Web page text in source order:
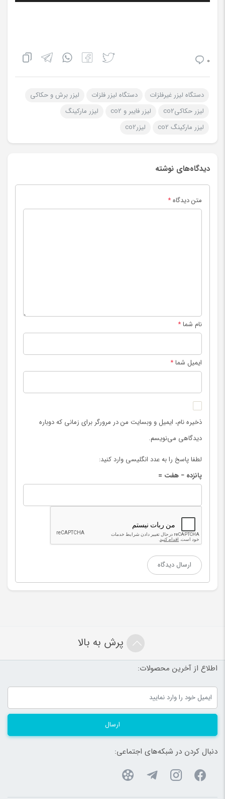
0
دستگاه لیزر غیرفلزات دستگاه لیزر فلزات
لیزر برش و حکاکی
لیزر حکاکیco2
لیزر فایبر و co2
لیزر مارکینگ
لیزر مارکینگ co2
لیزرco2
دیدگاه‌های نوشته
متن دیدگاه*
نام شما*
ایمیل شما*
ذخیره نام، ایمیل و وبسایت من در مرورگر برای زمانی که دوباره
دیدگاهی می‌نویسم.
لطفا پاسخ را به عدد انگلیسی وارد کنید:
پانزده − هفت =
پرش به بالا
اطلاع از آخرین محصولات:
ارسال
دنبال کردن در شبکه‌های اجتماعی: